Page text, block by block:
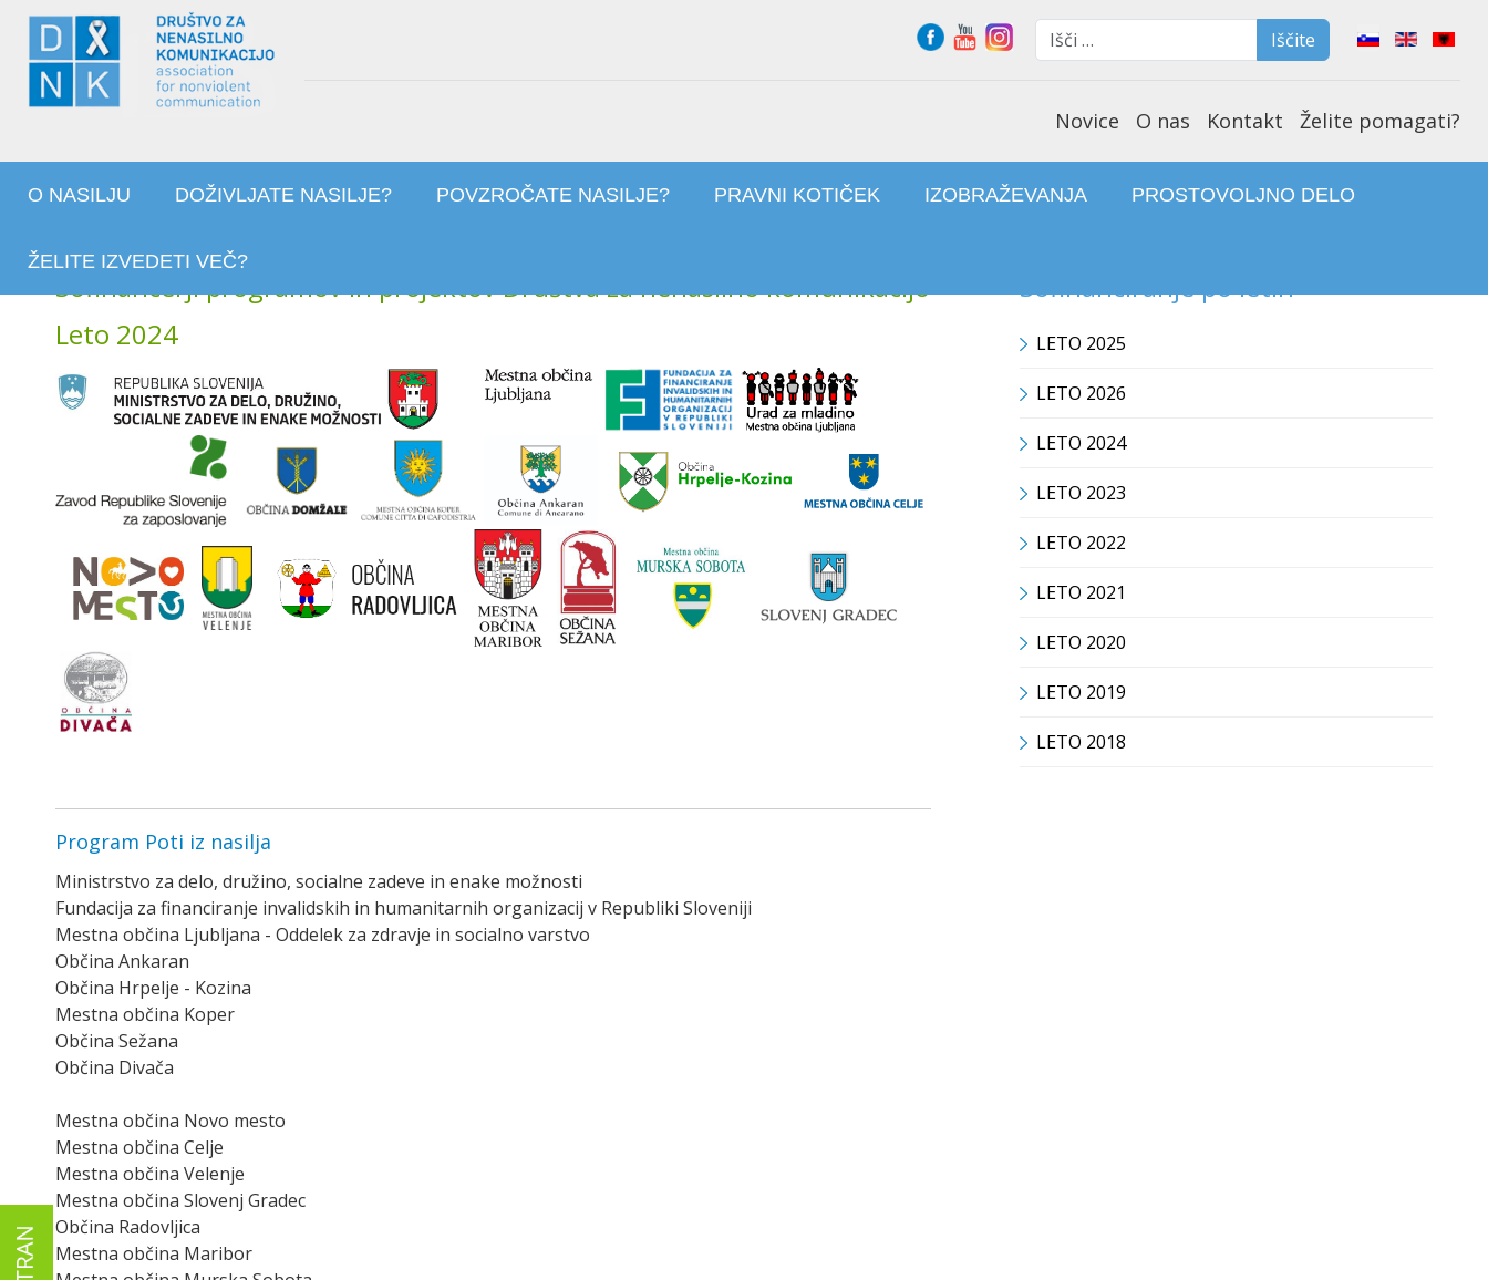
Select your
Iščite
Iščite
Novice O nas Kontakt Želite pomagati?
O NASILJU DOŽIVLJATE NASILJE? POVZROČATE NASILJE? PRAVNI KOTIČEK IZOBRAŽEVANJA PROSTOVOLJNO DELO
ŽELITE IZVEDETI VEČ?
Sofinancerji programov in projektov Društva za nenasilno komunikacijo
Leto 2024
Program Poti iz nasilja
Ministrstvo za delo, družino, socialne zadeve in enake možnosti
Fundacija za financiranje invalidskih in humanitarnih organizacij v Republiki Sloveniji
Mestna občina Ljubljana - Oddelek za zdravje in socialno varstvo
Občina Ankaran
Občina Hrpelje - Kozina
Mestna občina Koper
Občina Sežana
Občina Divača
Mestna občina Novo mesto
Mestna občina Celje
Mestna občina Velenje
Mestna občina Slovenj Gradec
Občina Radovljica
Mestna občina Maribor
Sofinanciranje po letih
LETO 2025
LETO 2026
LETO 2024
LETO 2023
LETO 2022
LETO 2021
LETO 2020
LETO 2019
LETO 2018